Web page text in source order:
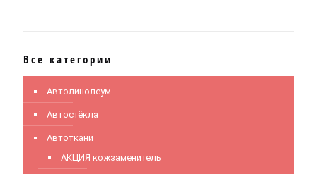
Все категории
Автолинолеум
Автостёкла
Автоткани
АКЦИЯ кожзаменитель